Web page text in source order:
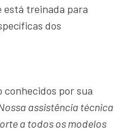
está treinada para
dos
conhecidos por sua
assistência técnica
a todos os modelos